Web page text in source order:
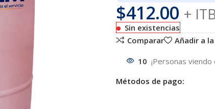
$412.00 +
Sin existencias
Comparar
Añadir a
10 ¡Personas
Métodos de pago: